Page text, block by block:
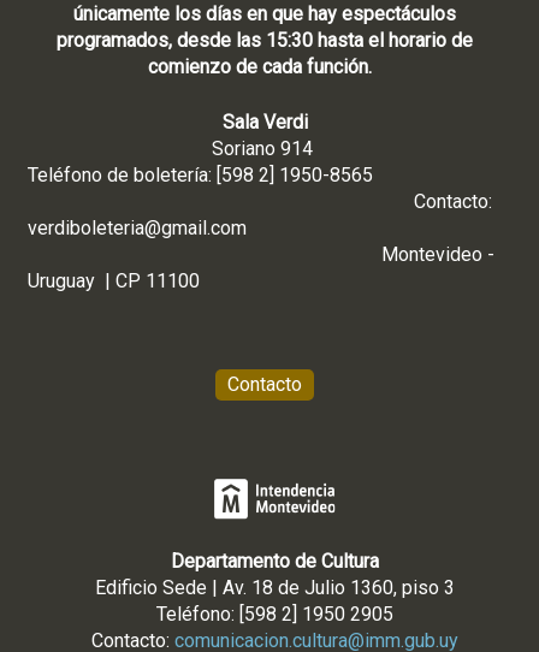
únicamente los días en que hay espectáculos
programados, desde las 15:30 hasta el horario de
comienzo de cada función.
Sala Verdi
Soriano 914
Teléfono de boletería: [598 2] 1950-8565
Contacto:
verdiboleteria@gmail.com
Montevideo -
Uruguay | CP 11100
Contacto
Departamento de Cultura
Edificio Sede | Av. 18 de Julio 1360, piso 3
Teléfono: [598 2] 1950 2905
Contacto: comunicacion.cultura@imm.gub.uy